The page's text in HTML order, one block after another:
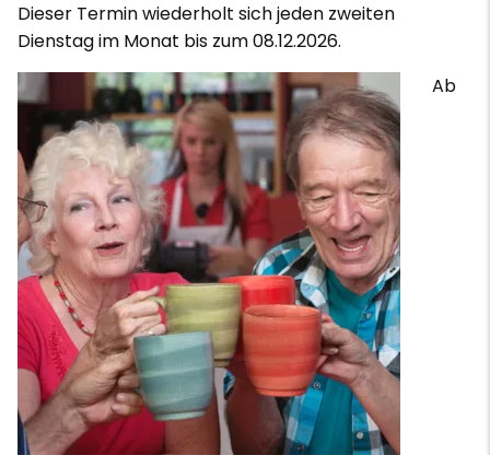
Dieser Termin wiederholt sich jeden zweiten
Dienstag im Monat bis zum 08.12.2026.
Ab